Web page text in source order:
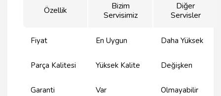
Özellik
Bizim
Servisimiz
Diğer
Servisler
Fiyat En Uygun Daha Yüksek
Parça Kalitesi Yüksek Kalite Değişken
Garanti Var Olmayabilir